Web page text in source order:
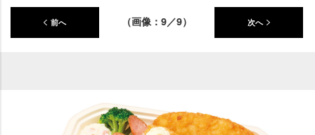
前へ （画像：9／9） 次へ